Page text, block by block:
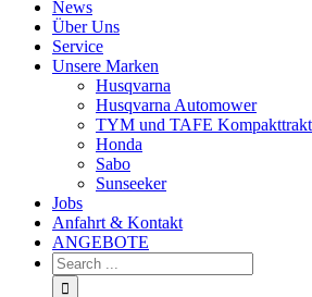
News
Über Uns
Service
Unsere Marken
Husqvarna
Husqvarna Automower
TYM und TAFE
Honda
Sabo
Sunseeker
Jobs
Anfahrt & Kontakt
ANGEBOTE